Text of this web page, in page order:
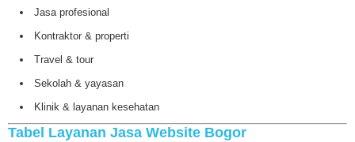
Jasa profesional
Kontraktor & properti
Travel & tour
Sekolah & yayasan
Klinik & layanan kesehatan
Tabel Layanan Jasa Website Bogor